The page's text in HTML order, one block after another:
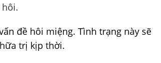
đề hôi miệng. Tình trạng này sẽ
trị kịp thời.